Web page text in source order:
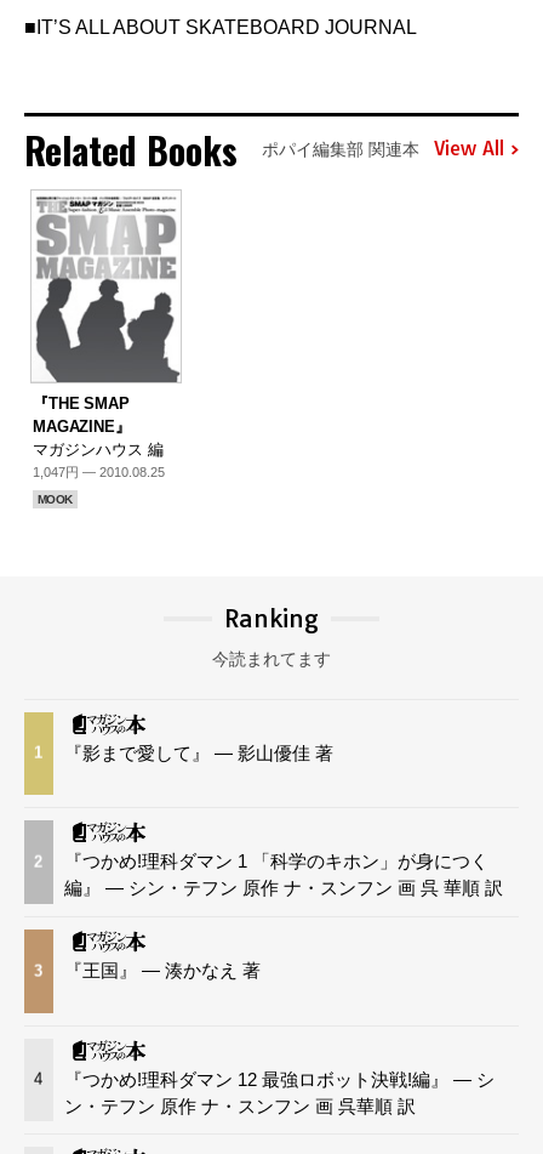
■IT’S ALL ABOUT SKATEBOARD JOURNAL
Related Books ポパイ編集部 関連本 View All
『THE SMAP
MAGAZINE』
マガジンハウス 編
1,047円 — 2010.08.25
MOOK
Ranking
今読まれてます
1 『影まで愛して』 — 影山優佳 著
2
『つかめ!理科ダマン 1 「科学のキホン」が身につく
編』 — シン・テフン 原作 ナ・スンフン 画 呉 華順 訳
3 『王国』 — 湊かなえ 著
4
『つかめ!理科ダマン 12 最強ロボット決戦!編』 — シ
ン・テフン 原作 ナ・スンフン 画 呉華順 訳